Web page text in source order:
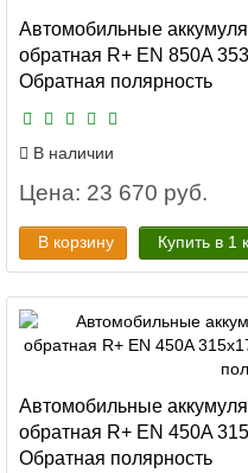
Автомобильные
обратная R+ EN 850A
Обратная полярность
В наличии
Цена: 23 670 руб.
В корзину Купить в 1
Автомобильные
обратная R+ EN 450A
Обратная полярность